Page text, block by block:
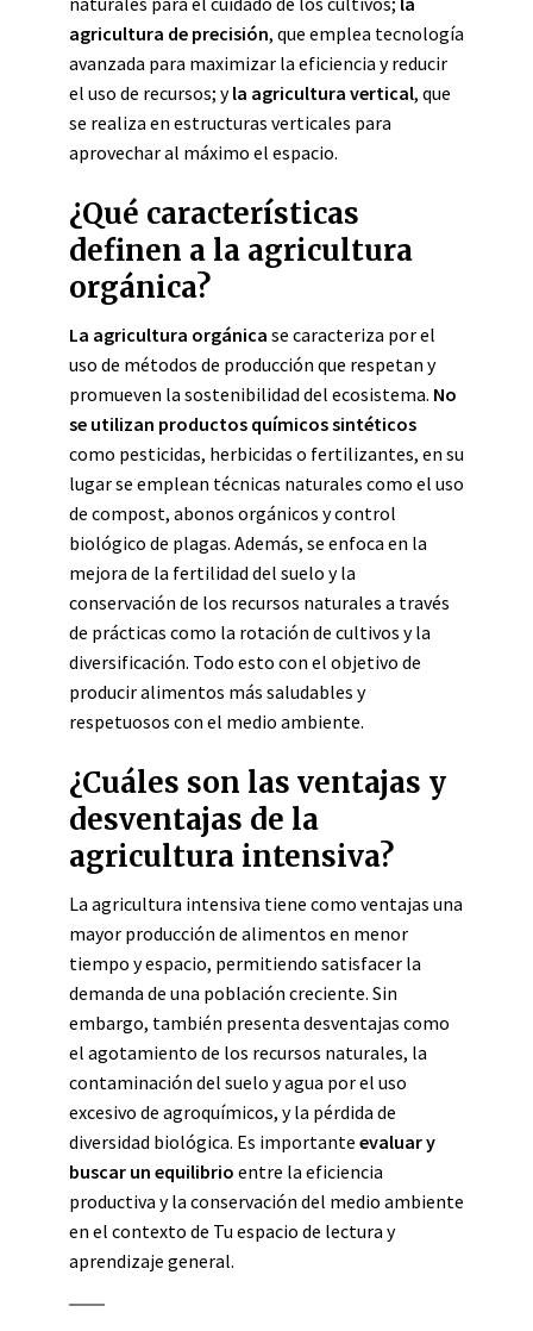
agricultura de precisión, que emplea tecnología
avanzada para maximizar la eficiencia y reducir
el uso de recursos; yla agricultura vertical, que
se realiza en estructuras verticales para
aprovechar al máximo el espacio.
¿Qué características
definen a la agricultura
orgánica?
La agricultura orgánica se caracteriza por el
uso de métodos de producción que respetan y
promueven la sostenibilidad del ecosistema. No
se utilizan productos químicos sintéticos
como pesticidas, herbicidas o fertilizantes, en su
lugar se emplean técnicas naturales como el uso
de compost, abonos orgánicos y control
biológico de plagas. Además, se enfoca en la
mejora de la fertilidad del suelo y la
conservación de los recursos naturales a través
de prácticas como la rotación de cultivos y la
diversificación. Todo esto con el objetivo de
producir alimentos más saludables y
respetuosos con el medio ambiente.
¿Cuáles son las ventajas y
desventajas de la
agricultura intensiva?
La agricultura intensiva tiene como ventajas una
mayor producción de alimentos en menor
tiempo y espacio, permitiendo satisfacer la
demanda de una población creciente. Sin
embargo, también presenta desventajas como
el agotamiento de los recursos naturales, la
contaminación del suelo y agua por el uso
excesivo de agroquímicos, y la pérdida de
diversidad biológica. Es importante evaluar y
buscar un equilibrio entre la eficiencia
productiva y la conservación del medio ambiente
en el contexto de Tu espacio de lectura y
aprendizaje general.